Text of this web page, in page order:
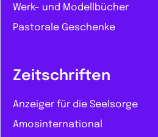
Werk- und Modellbücher
Pastorale Geschenke
Zeitschriften
Anzeiger für die Seelsorge
Amosinternational